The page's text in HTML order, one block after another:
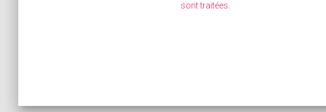
sont traitées